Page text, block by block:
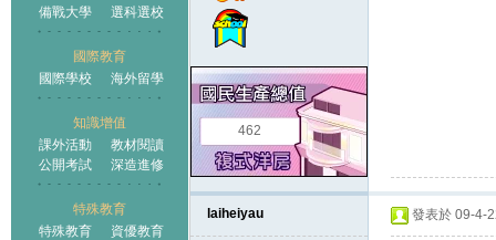
備戰大學
選科選校
國際教育
國際學校
海外留學
知識增值
課外活動
教材閱讀
公開考試
深造進修
特殊教育
特殊教育
資優教育
462
laiheiyau 發表於 09-4-